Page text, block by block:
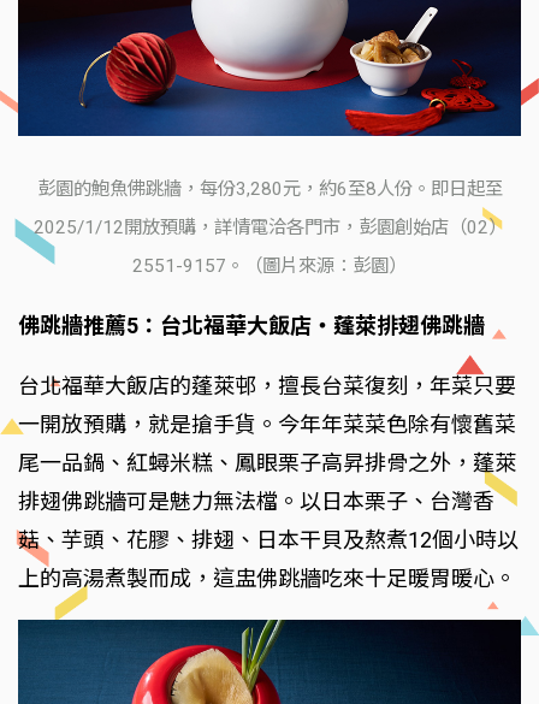
彭園的鮑魚佛跳牆，每份3,280元，約6至8人份。即日起至
2025/1/12開放預購，詳情電洽各門市，彭園創始店（02）
2551-9157。（圖片來源：彭園）
佛跳牆推薦5：台北福華大飯店‧蓬萊排翅佛跳牆
台北福華大飯店的蓬萊邨，擅長台菜復刻，年菜只要
一開放預購，就是搶手貨。今年年菜菜色除有懷舊菜
尾一品鍋、紅蟳米糕、鳳眼栗子高昇排骨之外，蓬萊
排翅佛跳牆可是魅力無法檔。以日本栗子、台灣香
菇、芋頭、花膠、排翅、日本干貝及熬煮12個小時以
上的高湯煮製而成，這盅佛跳牆吃來十足暖胃暖心。